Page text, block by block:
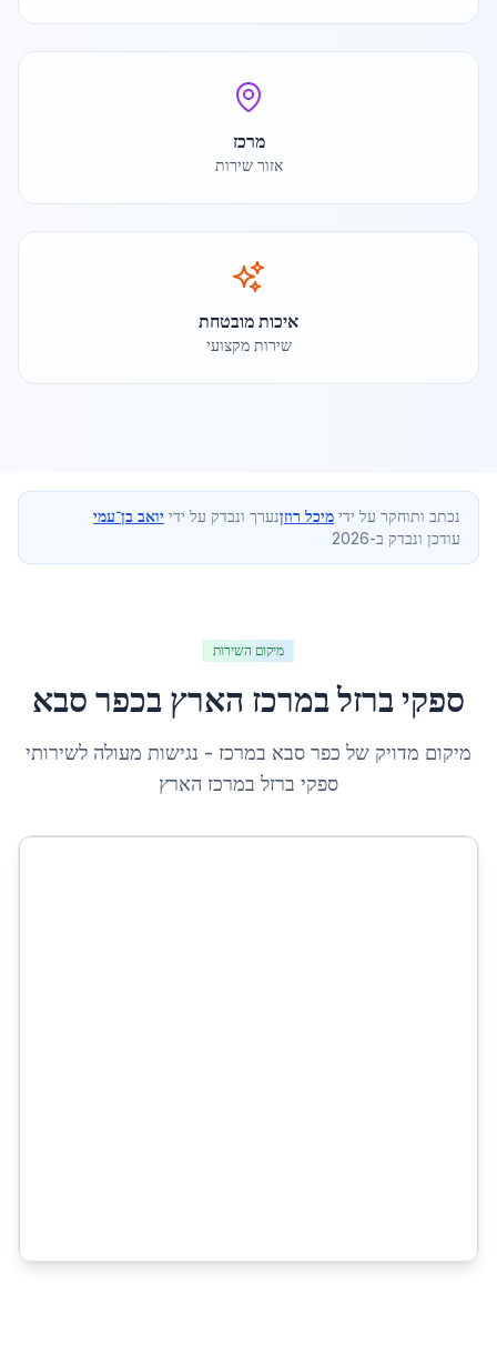
מרכז
אזור שירות
איכות מובטחת
שירות מקצועי
נכתב ותוחקר על ידי מיכל רוזןנערך ונבדק על ידי יואב בן־עמי
עודכן ונבדק ב-2026
מיקום השירות
ספקי ברזל במרכז הארץ בכפר סבא
מיקום מדויק של כפר סבא במרכז - נגישות מעולה לשירותי
ספקי ברזל במרכז הארץ